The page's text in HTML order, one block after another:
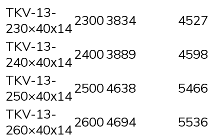
TKV-13-
230×40х1423003834
4527
TKV-13-
240×40х1424003889
4598
TKV-13-
250×40х1425004638
5466
TKV-13-
260×40х1426004694
5536